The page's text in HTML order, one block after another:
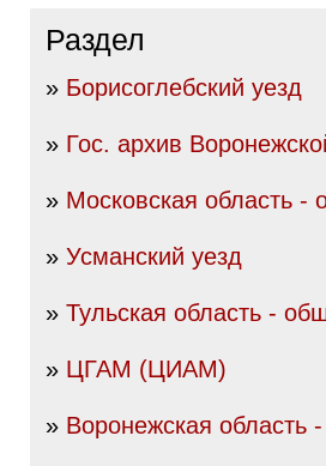
Раздел
» Борисоглебский уезд
» Гос. архив
» Московская область -
» Усманский уезд
» Тульская область -
» ЦГАМ (ЦИАМ)
» Воронежская область